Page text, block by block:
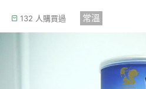
132 人購買過 常溫